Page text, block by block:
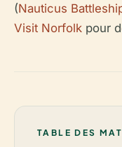
(Nauticus
Visit Norfolk pour
TABLE DES